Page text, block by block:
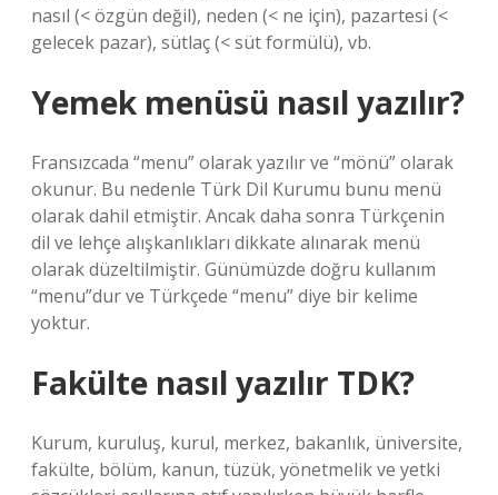
nasıl (< özgün değil), neden (< ne için), pazartesi (<
gelecek pazar), sütlaç (< süt formülü), vb.
Yemek menüsü nasıl yazılır?
Fransızcada “menu” olarak yazılır ve “mönü” olarak
okunur. Bu nedenle Türk Dil Kurumu bunu menü
olarak dahil etmiştir. Ancak daha sonra Türkçenin
dil ve lehçe alışkanlıkları dikkate alınarak menü
olarak düzeltilmiştir. Günümüzde doğru kullanım
“menu”dur ve Türkçede “menu” diye bir kelime
yoktur.
Fakülte nasıl yazılır TDK?
Kurum, kuruluş, kurul, merkez, bakanlık, üniversite,
fakülte, bölüm, kanun, tüzük, yönetmelik ve yetki